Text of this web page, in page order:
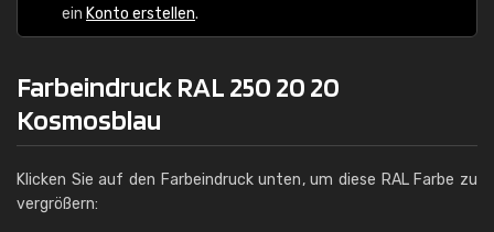
ein Konto erstellen.
Farbeindruck RAL 250 20 20
Kosmosblau
Klicken Sie auf den Farbeindruck unten, um diese RAL Farbe zu
vergrößern: